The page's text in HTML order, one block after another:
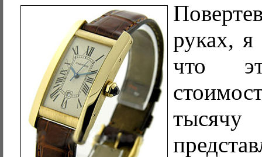
руках, я
что